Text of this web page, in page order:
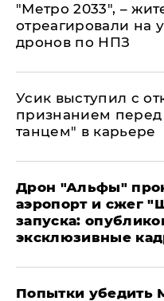
"Метро 2033", –
отреагировали на
дронов по НПЗ
Усик выступил с
признанием
танцем" в карьере
Дрон "Альфы"
аэропорт и сжег
запуска:
эксклюзивные
Попытки убедить